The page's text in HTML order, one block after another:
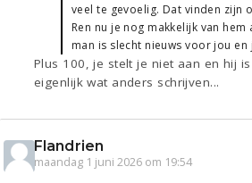
veel te gevoelig. Dat vinden zijn
Ren nu je nog makkelijk van hem
man is slecht nieuws voor jou en
Plus 100, je stelt je niet aan en hij
eigenlijk wat anders schrijven...
Flandrien
maandag 1 juni 2026 om 19:54